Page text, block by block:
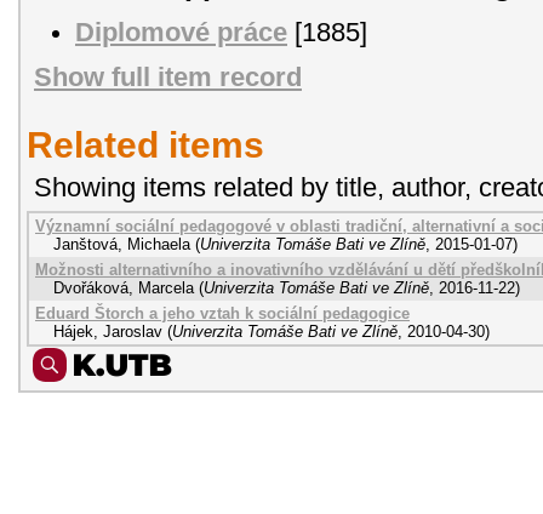
Diplomové práce [1885]
Show full item record
Related items
Showing items related by title, author,
Významní sociální pedagogové v oblasti tradiční, alternativní a
Janštová, Michaela (Univerzita Tomáše Bati ve Zlíně, 2015-01-07)
Možnosti alternativního a inovativního vzdělávání u dětí
Dvořáková, Marcela (Univerzita Tomáše Bati ve Zlíně, 2016-11-22)
Eduard Štorch a jeho vztah k sociální pedagogice
Hájek, Jaroslav (Univerzita Tomáše Bati ve Zlíně, 2010-04-30)